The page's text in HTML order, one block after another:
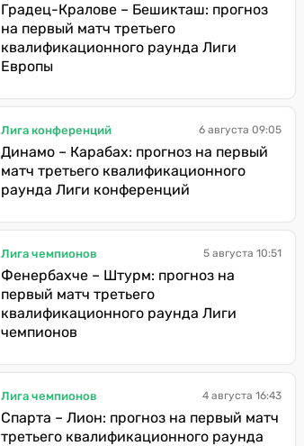
Градец-Кралове – Бешикташ: прогноз
на первый матч третьего
квалификационного раунда Лиги
Европы
Лига конференций 6 августа 09:05
Динамо – Карабах: прогноз на первый
матч третьего квалификационного
раунда Лиги конференций
Лига чемпионов 5 августа 10:51
Фенербахче – Штурм: прогноз на
первый матч третьего
квалификационного раунда Лиги
чемпионов
Лига чемпионов 4 августа 16:43
Спарта – Лион: прогноз на первый матч
третьего квалификационного раунда